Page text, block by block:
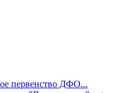
первенство ДФО...